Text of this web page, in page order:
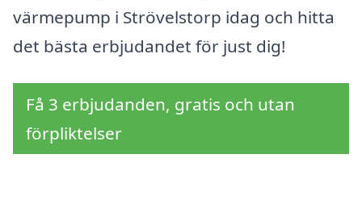
värmepump i Strövelstorp idag och hitta
det bästa erbjudandet för just dig!
Få 3 erbjudanden, gratis och utan
förpliktelser